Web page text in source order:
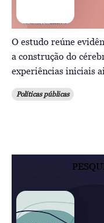
O estudo reúne
a construção do
experiências iniciais
Políticas públicas